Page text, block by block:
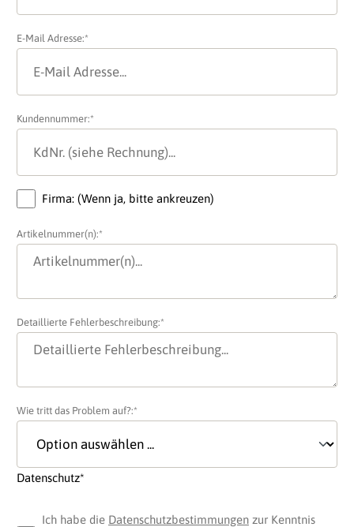
E-Mail Adresse:*
Kundennummer:*
Firma: (Wenn ja, bitte ankreuzen)
Artikelnummer(n):*
Detaillierte Fehlerbeschreibung:*
Wie tritt das Problem auf?:*
Datenschutz*
Ich habe die Datenschutzbestimmungen zur Kenntnis